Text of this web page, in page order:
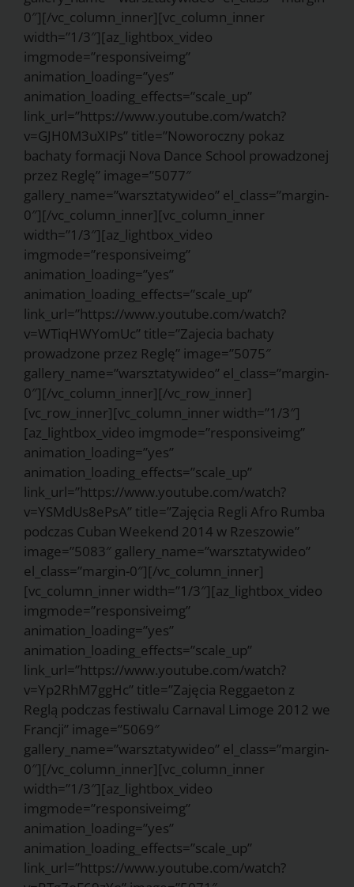
0″][/vc_column_inner][vc_column_inner
width=”1/3″][az_lightbox_video
imgmode=”responsiveimg”
animation_loading=”yes”
animation_loading_effects=”scale_up”
link_url=”https://www.youtube.com/watch?
v=GJH0M3uXIPs” title=”Noworoczny pokaz
bachaty formacji Nova Dance School prowadzonej
przez Reglę” image=”5077″
gallery_name=”warsztatywideo” el_class=”margin-
0″][/vc_column_inner][vc_column_inner
width=”1/3″][az_lightbox_video
imgmode=”responsiveimg”
animation_loading=”yes”
animation_loading_effects=”scale_up”
link_url=”https://www.youtube.com/watch?
v=WTiqHWYomUc” title=”Zajecia bachaty
prowadzone przez Reglę” image=”5075″
gallery_name=”warsztatywideo” el_class=”margin-
0″][/vc_column_inner][/vc_row_inner]
[vc_row_inner][vc_column_inner width=”1/3″]
[az_lightbox_video imgmode=”responsiveimg”
animation_loading=”yes”
animation_loading_effects=”scale_up”
link_url=”https://www.youtube.com/watch?
v=YSMdUs8ePsA” title=”Zajęcia Regli Afro Rumba
podczas Cuban Weekend 2014 w Rzeszowie”
image=”5083″ gallery_name=”warsztatywideo”
el_class=”margin-0″][/vc_column_inner]
[vc_column_inner width=”1/3″][az_lightbox_video
imgmode=”responsiveimg”
animation_loading=”yes”
animation_loading_effects=”scale_up”
link_url=”https://www.youtube.com/watch?
v=Yp2RhM7ggHc” title=”Zajęcia Reggaeton z
Reglą podczas festiwalu Carnaval Limoge 2012 we
Francji” image=”5069″
gallery_name=”warsztatywideo” el_class=”margin-
0″][/vc_column_inner][vc_column_inner
width=”1/3″][az_lightbox_video
imgmode=”responsiveimg”
animation_loading=”yes”
animation_loading_effects=”scale_up”
link_url=”https://www.youtube.com/watch?